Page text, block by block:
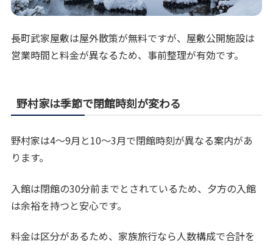
長町武家屋敷は屋外散策が無料ですが、屋敷公開施設は
営業時間と料金が異なるため、事前整理が有効です。
野村家は季節で閉館時刻が変わる
野村家は4～9月と10～3月で閉館時刻が異なる案内があ
ります。
入館は閉館の30分前までとされているため、夕方の入館
は余裕を持つと安心です。
料金は区分があるため、家族旅行なら人数構成で合計を